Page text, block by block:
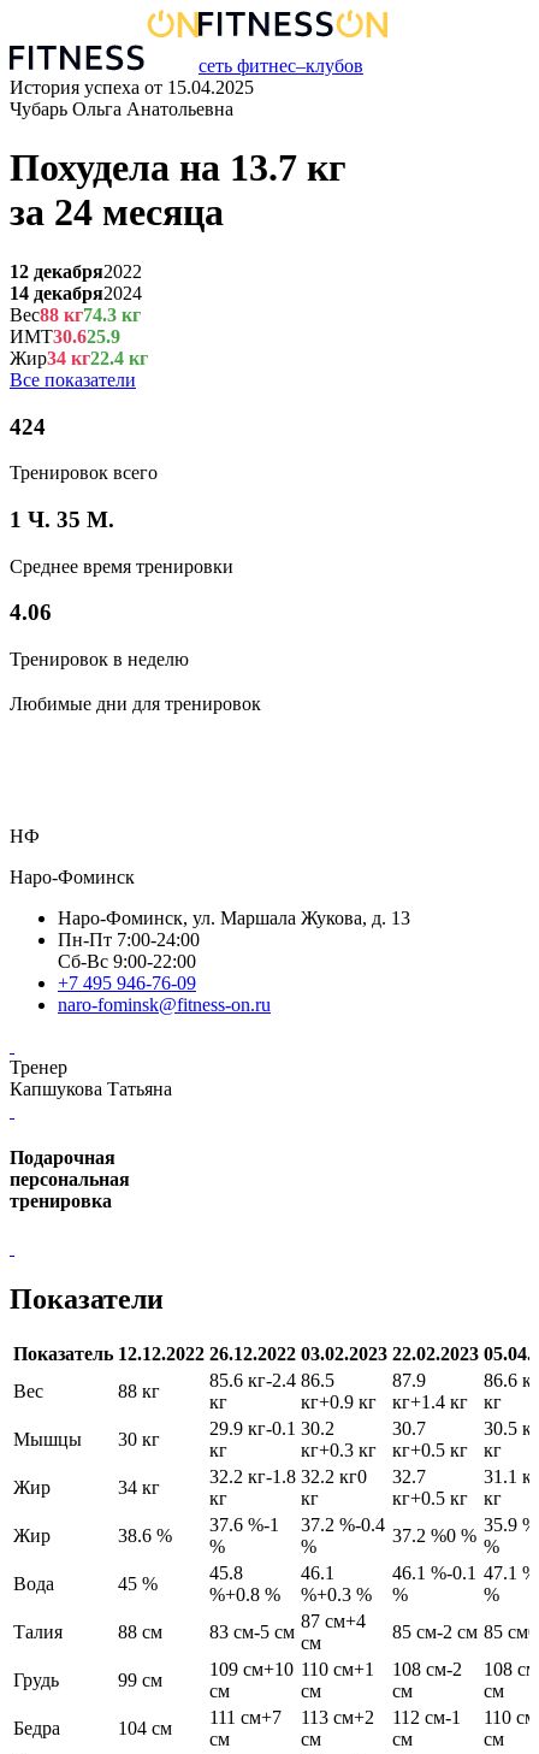
сеть фитнес–клубов
История успеха от 15.04.2025
Чубарь Ольга Анатольевна
Похудела на 13.7 кг
за 24 месяца
12 декабря2022
14 декабря2024
Вес88 кг74.3 кг
ИМТ30.625.9
Жир34 кг22.4 кг
Все показатели
424
Тренировок всего
1 Ч. 35 М.
Среднее время тренировки
4.06
Тренировок в неделю
Любимые дни для тренировок
НФ
Наро-Фоминск
Наро-Фоминск, ул. Маршала Жукова, д. 13
Пн-Пт 7:00-24:00
Сб-Вс 9:00-22:00
+7 495 946-76-09
naro-fominsk@fitness-on.ru
Тренер
Капшукова Татьяна
Подарочная
персональная
тренировка
Показатели
Показатель 12.12.2022 26.12.2022 03.02.2023 22.02.2023
Вес
88 кг
85.6 кг-2.4
кг
86.5
кг+0.9 кг
87.9
кг+1.4 кг
86.6 кг
кг
Мышцы
30 кг
29.9 кг-0.1
кг
30.2
кг+0.3 кг
30.7
кг+0.5 кг
30.5 кг
кг
Жир
34 кг
32.2 кг-1.8
кг
32.2 кг0
кг
32.7
кг+0.5 кг
31.1 кг
кг
Жир
38.6 %
37.6 %-1
%
37.2 %-0.4
%
37.2 %0 %
35.9 %
%
Вода
45 %
45.8
%+0.8 %
46.1
%+0.3 %
46.1 %-0.1
%
47.1 %
%
Талия
88 см 83 см-5 см
87 см+4
см
85 см-2 см 85 см
Грудь 99 см
109 см+10
см
110 см+1
см
108 см-2
см
108 см
см
Бедра
104 см
111 см+7
см
113 см+2
см
112 см-1
см
110 см
см